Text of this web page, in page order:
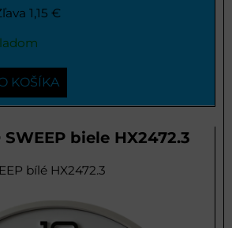
1,15 €
KOŠÍKA
biele HX2472.3
bílé HX2472.3